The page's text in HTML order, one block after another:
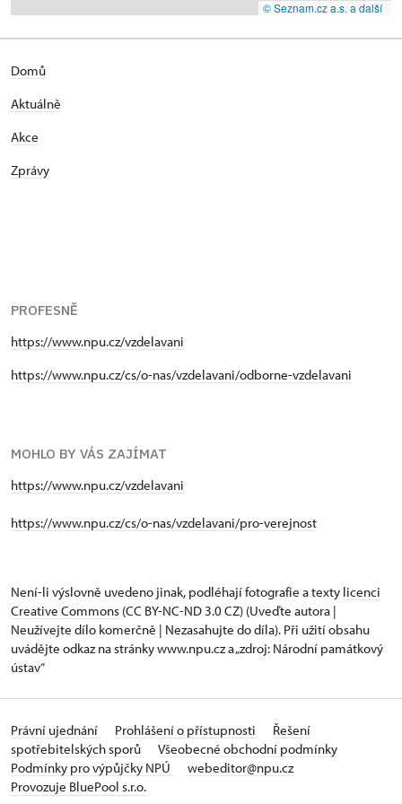
© Seznam.cz a.s. a další
Domů
Aktuálně
Akce
Zprávy
PROFESNĚ
https://www.npu.cz/vzdelavani
https://www.npu.cz/cs/o-nas/vzdelavani/odborne-vzdelavani
MOHLO BY VÁS ZAJÍMAT
https://www.npu.cz/vzdelavani
https://www.npu.cz/cs/o-nas/vzdelavani/pro-verejnost
Není-li výslovně uvedeno jinak, podléhají fotografie a texty licenci
Creative Commons (CC BY-NC-ND 3.0 CZ) (Uveďte autora |
Neužívejte dílo komerčně | Nezasahujte do díla). Při užití obsahu
uvádějte odkaz na stránky www.npu.cz a „zdroj: Národní památkový
ústav“
Právní ujednání Prohlášení o přístupnosti
Řešení
spotřebitelských sporů
Všeobecné obchodní podmínky
Podmínky pro výpůjčky NPÚ
webeditor@npu.cz
Provozuje BluePool s.r.o.